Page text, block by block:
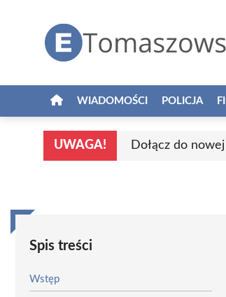
WIADOMOŚCI POLICJA
UWAGA! Dołącz do
Spis treści
Wstęp